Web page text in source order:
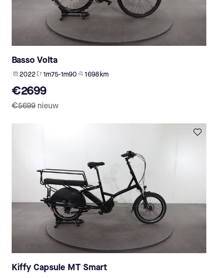
Basso Volta
2022 1m75-1m90 1 698 km
€2699
€5699 nieuw
Kiffy Capsule MT Smart